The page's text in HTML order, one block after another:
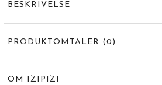
BESKRIVELSE
PRODUKTOMTALER (0 )
OM IZIPIZI